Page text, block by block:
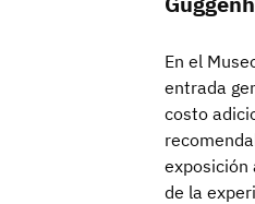
En el
entrada
costo
exposición
de la